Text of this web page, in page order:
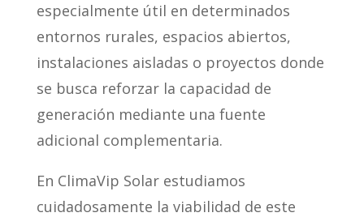
especialmente útil en determinados
entornos rurales, espacios abiertos,
instalaciones aisladas o proyectos donde
se busca reforzar la capacidad de
generación mediante una fuente
adicional complementaria.
En ClimaVip Solar estudiamos
cuidadosamente la viabilidad de este